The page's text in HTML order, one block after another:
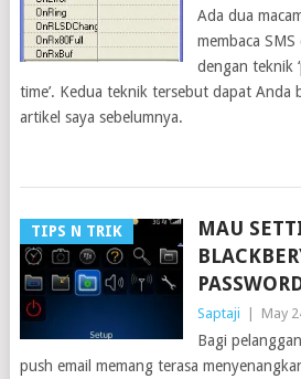
Ada dua
membaca
dengan teknik
time’. Kedua teknik tersebut dapat Anda
artikel saya sebelumnya.
TIPS N TRIK
MAU
Saptaji May
Bagi
push email memang terasa